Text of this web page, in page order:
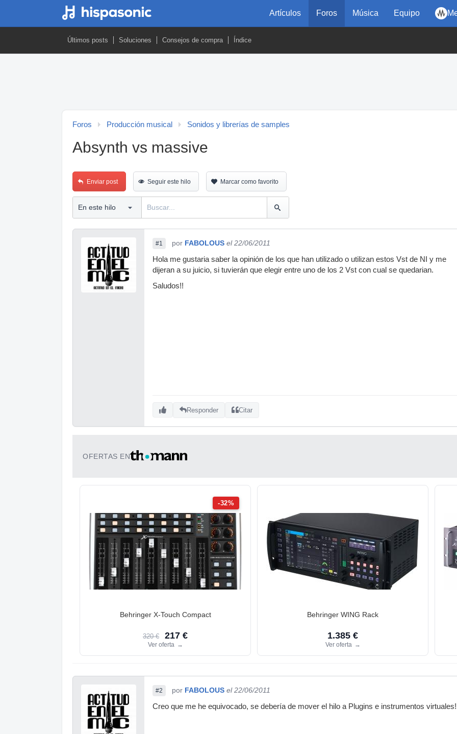
Artículos Foros Música Equipo
Últimos posts Soluciones Consejos de compra Índice
Foros Producción musical Sonidos y librerías de samples
Absynth vs massive
Enviar post Seguir este hilo Marcar como favorito
#1 por FABOLOUS el 22/06/2011
Hola me gustaria saber la opinión de los que han utilizado o utilizan estos Vst de NI y me
dijeran a su juicio, si tuvierán que elegir entre uno de los 2 Vst con cual se quedarian.
Saludos!!
Responder Citar
OFERTAS EN
-32%
Behringer X-Touch Compact
320 € 217 €
Ver oferta →
Behringer WING Rack
1.385 €
Ver oferta →
#2 por FABOLOUS el 22/06/2011
Creo que me he equivocado, se debería de mover el hilo a Plugins e instrumentos